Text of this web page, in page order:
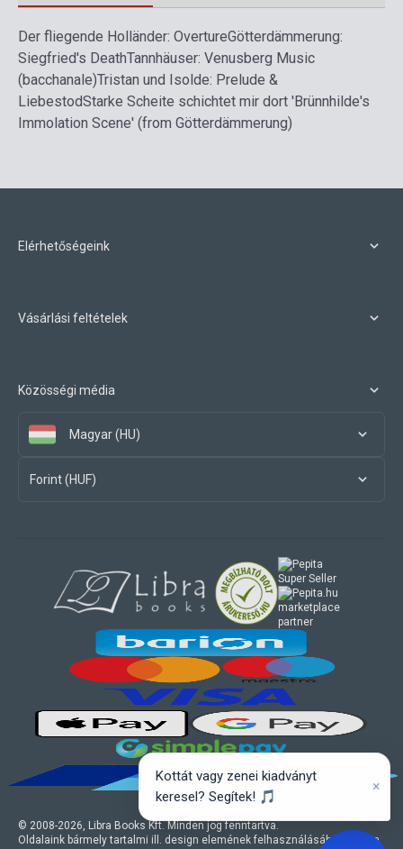
Der fliegende Holländer: OvertureGötterdämmerung:
Siegfried's DeathTannhäuser: Venusberg Music
(bacchanale)Tristan und Isolde: Prelude &
LiebestodStarke Scheite schichtet mir dort 'Brünnhilde's
Immolation Scene' (from Götterdämmerung)
Elérhetőségeink
Vásárlási feltételek
Közösségi média
Magyar (HU)
Forint (HUF)
© 2008-2026 , Libra Books Kft. Minden jog fenntartva.
Oldalaink bármely tartalmi ill. design elemének felhasználásához a Libra
marketplace
partner
Kottát vagy zenei kiadványt
keresel? Segítek! 🎵
×